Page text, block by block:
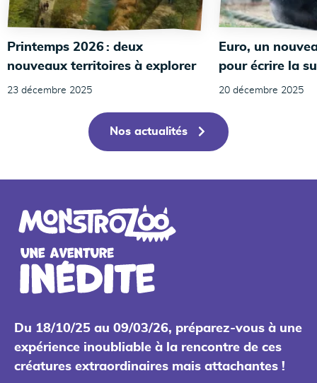
Printemps 2026 : deux
nouveaux territoires à explorer
23 décembre 2025
Euro, un
pour écrire la
20 décembre 2025
Nos actualités
Du 18/10/25 au 09/03/26, préparez-vous à une
expérience inoubliable à la rencontre de ces
créatures extraordinaires mais attachantes !